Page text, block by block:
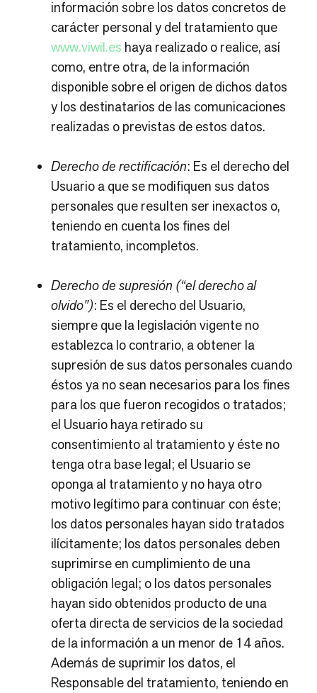
información sobre los datos concretos de
carácter personal y del tratamiento que
www.viwil.es haya realizado o realice, así
como, entre otra, de la información
disponible sobre el origen de dichos datos
y los destinatarios de las comunicaciones
realizadas o previstas de estos datos.
Derecho de rectificación: Es el derecho del
Usuario a que se modifiquen sus datos
personales que resulten ser inexactos o,
teniendo en cuenta los fines del
tratamiento, incompletos.
Derecho de supresión (“el derecho al
olvido”): Es el derecho del Usuario,
siempre que la legislación vigente no
establezca lo contrario, a obtener la
supresión de sus datos personales cuando
éstos ya no sean necesarios para los fines
para los que fueron recogidos o tratados;
el Usuario haya retirado su
consentimiento al tratamiento y éste no
tenga otra base legal; el Usuario se
oponga al tratamiento y no haya otro
motivo legítimo para continuar con éste;
los datos personales hayan sido tratados
ilícitamente; los datos personales deben
suprimirse en cumplimiento de una
obligación legal; o los datos personales
hayan sido obtenidos producto de una
oferta directa de servicios de la sociedad
de la información a un menor de 14 años.
Además de suprimir los datos, el
Responsable del tratamiento, teniendo en